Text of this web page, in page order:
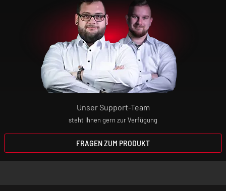
Unser Support-Team
steht Ihnen gern zur Verfügung
FRAGEN ZUM PRODUKT